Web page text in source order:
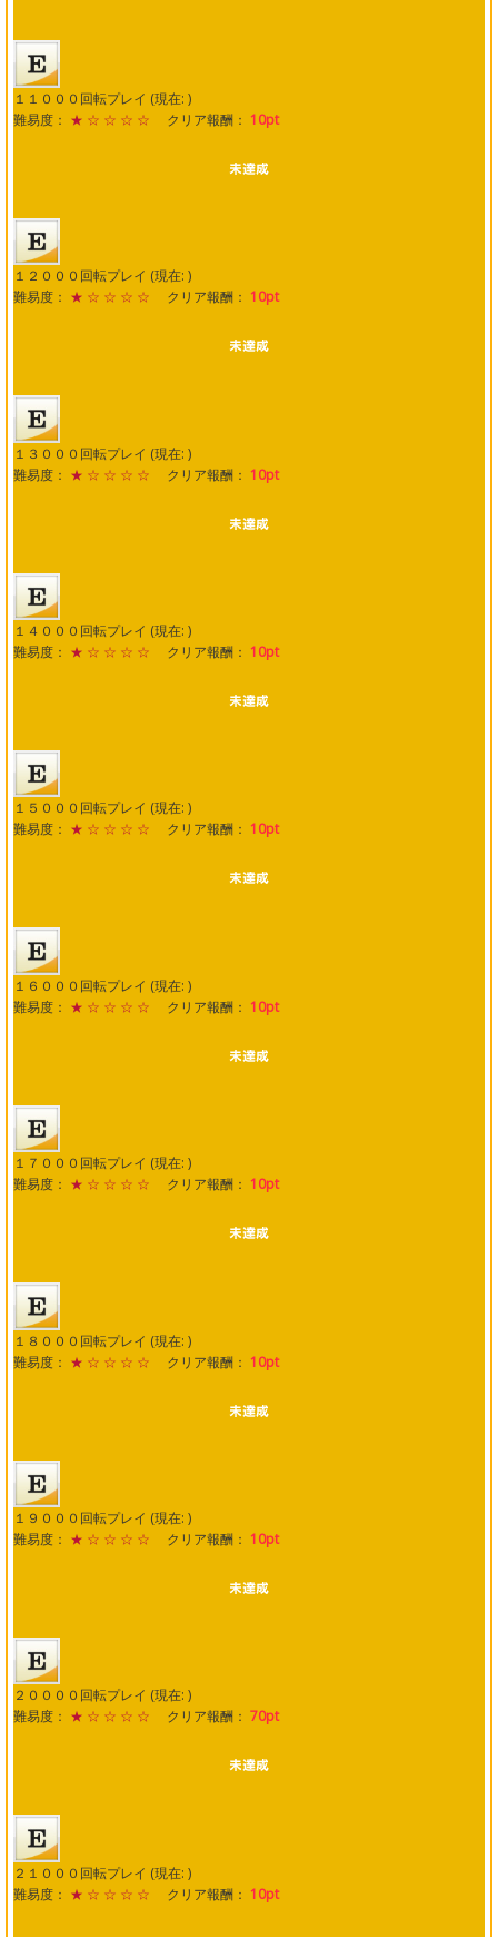
１１０００回転プレイ (現在: )
難易度： ★ ☆ ☆ ☆ ☆ クリア報酬： 10pt
１２０００回転プレイ (現在: )
難易度： ★ ☆ ☆ ☆ ☆ クリア報酬： 10pt
１３０００回転プレイ (現在: )
難易度： ★ ☆ ☆ ☆ ☆ クリア報酬： 10pt
１４０００回転プレイ (現在: )
難易度： ★ ☆ ☆ ☆ ☆ クリア報酬： 10pt
１５０００回転プレイ (現在: )
難易度： ★ ☆ ☆ ☆ ☆ クリア報酬： 10pt
１６０００回転プレイ (現在: )
難易度： ★ ☆ ☆ ☆ ☆ クリア報酬： 10pt
１７０００回転プレイ (現在: )
難易度： ★ ☆ ☆ ☆ ☆ クリア報酬： 10pt
１８０００回転プレイ (現在: )
難易度： ★ ☆ ☆ ☆ ☆ クリア報酬： 10pt
１９０００回転プレイ (現在: )
難易度： ★ ☆ ☆ ☆ ☆ クリア報酬： 10pt
２００００回転プレイ (現在: )
難易度： ★ ☆ ☆ ☆ ☆ クリア報酬： 70pt
２１０００回転プレイ (現在: )
難易度： ★ ☆ ☆ ☆ ☆ クリア報酬： 10pt